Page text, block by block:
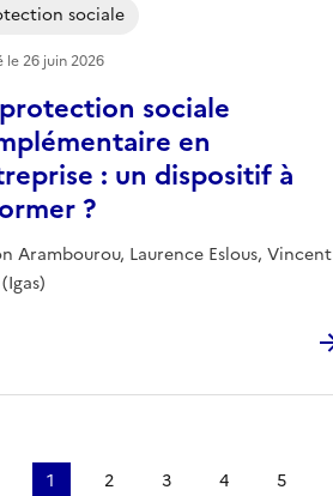
sociale
en
: un dispositif à
?
Arambourou, Laurence Eslous, Vincent
sociale
le26 juin 2026
1 2 3 4 5